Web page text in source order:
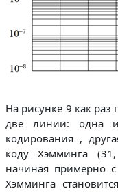
На рисунке 9 как раз
две линии: одна
кодирования ,
коду Хэмминга
начиная примерно
Хэмминга